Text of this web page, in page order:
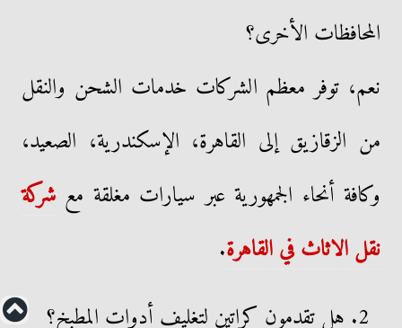
المحافظات الأخرى؟
نعم، توفر معظم الشركات خدمات الشحن والنقل
من الزقازيق إلى القاهرة، الإسكندرية، الصعيد،
وكافة أنحاء الجمهورية عبر سيارات مغلقة مع شركة
نقل الاثاث في القاهرة.
2. هل تقدمون كراتين لتغليف أدوات المطبخ؟